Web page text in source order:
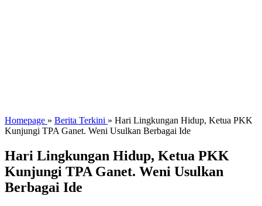
Homepage » Berita Terkini » Hari Lingkungan Hidup, Ketua PKK
Kunjungi TPA Ganet. Weni Usulkan Berbagai Ide
Hari Lingkungan Hidup, Ketua PKK
Kunjungi TPA Ganet. Weni Usulkan
Berbagai Ide